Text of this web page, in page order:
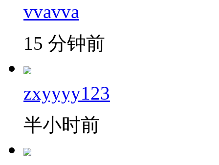
vvavva
15 分钟前
zxyyyy123
半小时前